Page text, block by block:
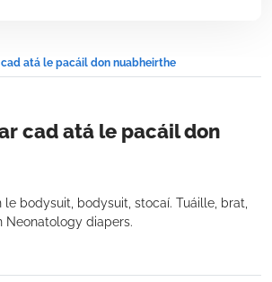
cad atá le pacáil don nuabheirthe
cad atá le pacáil don
bodysuit, bodysuit, stocaí. Tuáille, brat,
Neonatology diapers.